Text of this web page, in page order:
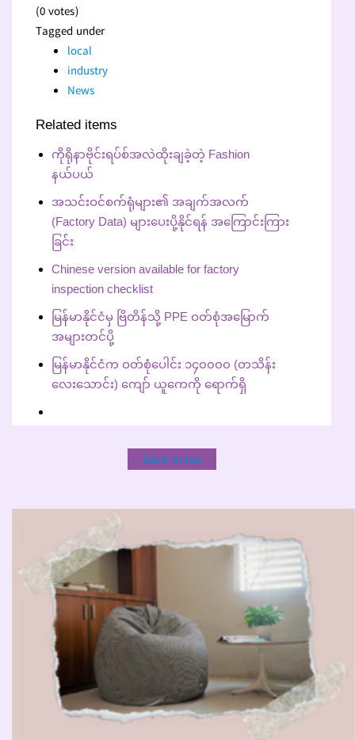
(0 votes)
Tagged under
local
industry
News
Related items
ကိုရိုနာဗိုင်းရပ်စ်အလဲထိုးချခဲ့တဲ့ Fashion
နယ်ပယ်
အသင်းဝင်စက်ရုံများ၏ အချက်အလက်
(Factory Data) များပေးပို့နိုင်ရန် အကြောင်းကြား
ခြင်း
Chinese version available for factory
inspection checklist
မြန်မာနိုင်ငံမှ ဗြိတိန်သို့ PPE ဝတ်စုံအမြောက်
အများတင်ပို့
မြန်မာနိုင်ငံက ဝတ်စုံပေါင်း ၁၄၀၀၀၀ (တသိန်း
လေးသောင်း) ကျော် ယူကေကို ရောက်ရှိ
back to top